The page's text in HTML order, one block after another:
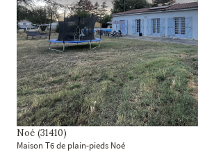
voir le bien
Noé (31410)
Maison T6 de plain-pieds Noé